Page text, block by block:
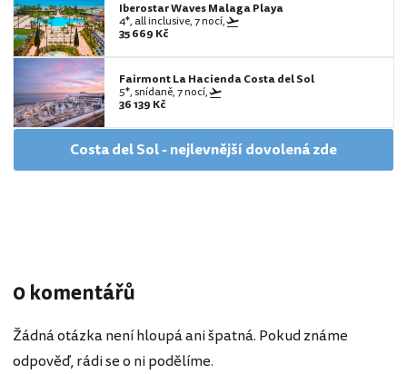
Iberostar Waves Malaga Playa
4*, all inclusive, 7 nocí,
35 669 Kč
Fairmont La Hacienda Costa del Sol
5*, snídaně, 7 nocí,
36 139 Kč
Costa del Sol - nejlevnější dovolená zde
0 komentářů
Žádná otázka není hloupá ani špatná. Pokud známe
odpověď, rádi se o ni podělíme.